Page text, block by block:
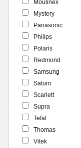
Moulinex
Mystery
Panasonic
Philips
Polaris
Redmond
Samsung
Saturn
Scarlett
Supra
Tefal
Thomas
Vitek